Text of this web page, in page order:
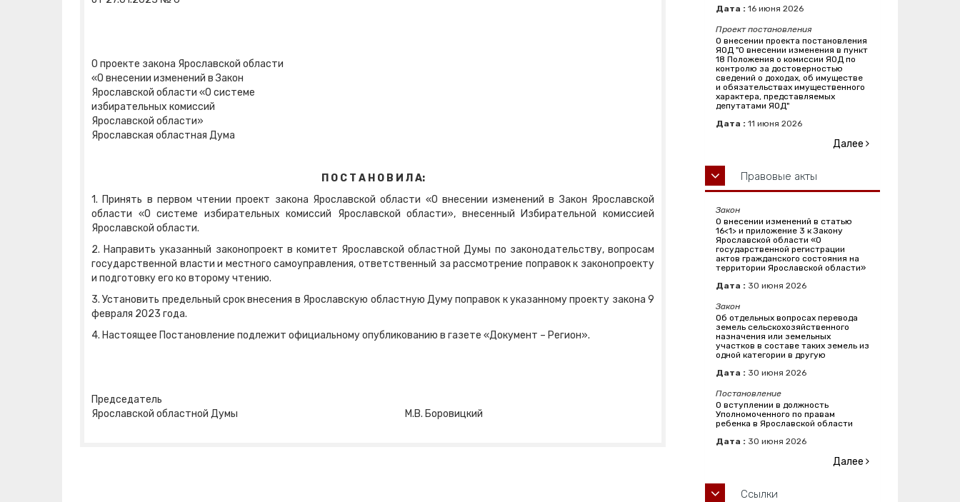
О проекте закона Ярославской области
«О внесении изменений в Закон
Ярославской области «О системе
избирательных комиссий
Ярославской области»
Ярославская областная Дума
П О С Т А Н О В И Л А:
1. Принять в первом чтении проект закона Ярославской области «О внесении изменений в Закон Ярославской
области «О системе избирательных комиссий Ярославской области», внесенный Избирательной комиссией
Ярославской области.
2. Направить указанный законопроект в комитет Ярославской областной Думы по законодательству, вопросам
государственной власти и местного самоуправления, ответственный за рассмотрение поправок к законопроекту
и подготовку его ко второму чтению.
3. Установить предельный срок внесения в Ярославскую областную Думу поправок к указанному проекту закона 9
февраля 2023 года.
4. Настоящее Постановление подлежит официальному опубликованию в газете «Документ – Регион».
Председатель
Ярославской областной Думы М.В. Боровицкий
Дата : 16 июня 2026
Проект постановления
О внесении проекта постановления
ЯОД "О внесении изменения в пункт
18 Положения о комиссии ЯОД по
контролю за достоверностью
сведений о доходах, об имуществе
и обязательствах имущественного
характера, представляемых
депутатами ЯОД"
Дата : 11 июня 2026
Далее
Правовые акты
Закон
О внесении изменений в статью
16<1> и приложение 3 к Закону
Ярославской области «О
государственной регистрации
актов гражданского состояния на
территории Ярославской области»
Дата : 30 июня 2026
Закон
Об отдельных вопросах перевода
земель сельскохозяйственного
назначения или земельных
участков в составе таких земель из
одной категории в другую
Дата : 30 июня 2026
Постановление
О вступлении в должность
Уполномоченного по правам
ребенка в Ярославской области
Дата : 30 июня 2026
Далее
Ссылки